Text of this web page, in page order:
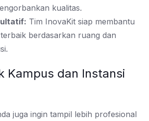
kualitas.
Tim InovaKit siap membantu
berdasarkan ruang dan
Kampus dan Instansi
juga ingin tampil lebih profesional